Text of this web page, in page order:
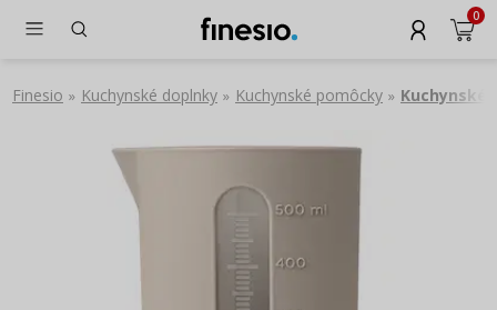
0
Finesio » Kuchynské doplnky » Kuchynské pomôcky » Kuchynské